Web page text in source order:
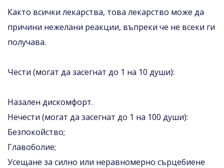
Както всички лекарства, това лекарство може да
причини нежелани реакции, въпреки че не всеки ги
получава.
Чести (могат да засегнат до 1 на 10 души):
Назален дискомфорт.
Нечести (могат да засегнат до 1 на 100 души):
Безпокойство;
Главоболие;
Усещане за силно или неравномерно сърцебиене